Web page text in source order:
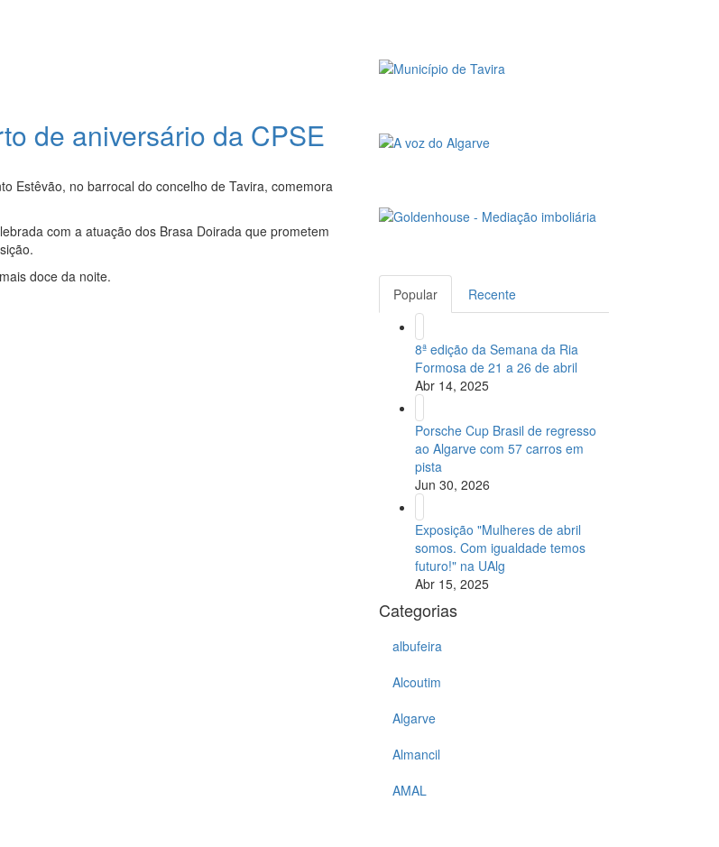
de aniversário da CPSE
Estêvão, no barrocal do concelho de Tavira, comemora
com a atuação dos Brasa Doirada que prometem
doce da noite.
Popular Recente
8ª edição da Semana da Ria
Formosa de 21 a 26 de abril
Abr 14, 2025
Porsche Cup Brasil de regresso
ao Algarve com 57 carros em
pista
Jun 30, 2026
Exposição "Mulheres de abril
somos. Com igualdade temos
futuro!" na UAlg
Abr 15, 2025
Categorias
albufeira
Alcoutim
Algarve
Almancil
AMAL